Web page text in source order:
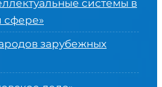
системы в
сфере»
зарубежных